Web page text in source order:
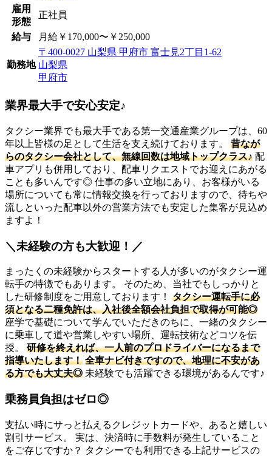
雇用
形態
正社員
給与 月給￥170,000〜￥250,000
勤務地
〒400-0027 山梨県 甲府市 富士見2丁目1-62
山梨県
甲府市
業界最大手で安心安定♪
タクシー業界でも最大手である第一交通産業グループは、60
年以上皆様の足として生活を支え続けております。 昔なが
らのタクシー会社として、無線回数は地域トップクラス♪ 配
車アプリも併用しており、配車リクエストでお迎えにあがる
ことも多いんです◎ 仕事の多い立地にあり、お客様がいる
場所についても常に情報交換を行っておりますので、待ちや
流しといった配車以外の営業方法でも安定した集客が見込め
ますよ！
＼未経験の方も大歓迎！／
まったくの未経験からスタートする人が多いのがタクシー運
転手の特徴でもあります。 そのため、当社でもしっかりと
した研修制度をご用意しております！ タクシー運転手に必
須となる二種免許は、入社後全額会社負担で取得が可能◎
座学で基礎について学んでいただきのちに、一緒のタクシー
に乗車して道や営業しやすい場所、運転技術などコツを伝
授。 研修を終えれば、一人前のプロドライバーになるまで
指導いたします！ 全車ナビ付きですので、地理に不安があ
る方でも大丈夫◎ 未経験でも活躍できる環境があるんです♪
乗務員負担はゼロ◎
支払い時にサっと払えるクレジットカードや、あると嬉しい
割引サービス。 実は、決済時に手数料が発生していること
をご存じですか？ タクシーでも利用できる上記サービスの